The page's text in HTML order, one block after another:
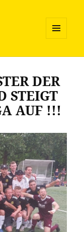
WIDGETS
DER
STEIGT
AUF !!!